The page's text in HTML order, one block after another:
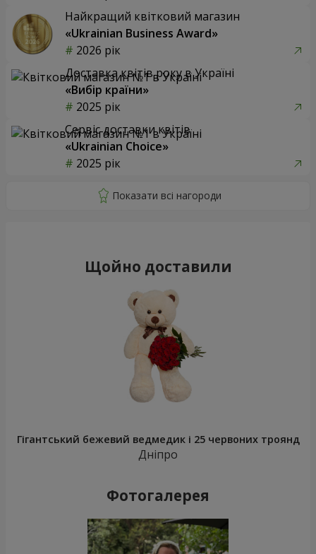
Найкращий квітковий магазин
«Ukrainian Business Award»
2026 рік
Доставка квітів року в Україні
«Вибір країни»
2025 рік
Сервіс доставки квітів
«Ukrainian Choice»
2025 рік
Щойно доставили
Гігантський бежевий ведмедик і 25 червоних троянд
Дніпро
Фотогалерея